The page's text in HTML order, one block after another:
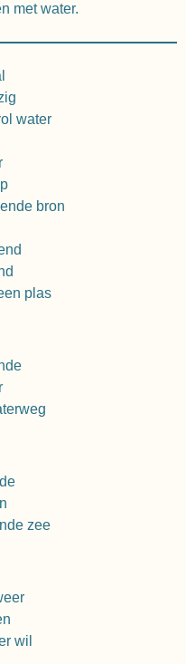
met water.
water
bron
plas
zee
wil